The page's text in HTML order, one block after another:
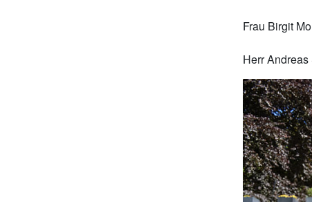
Frau Birgit
Herr